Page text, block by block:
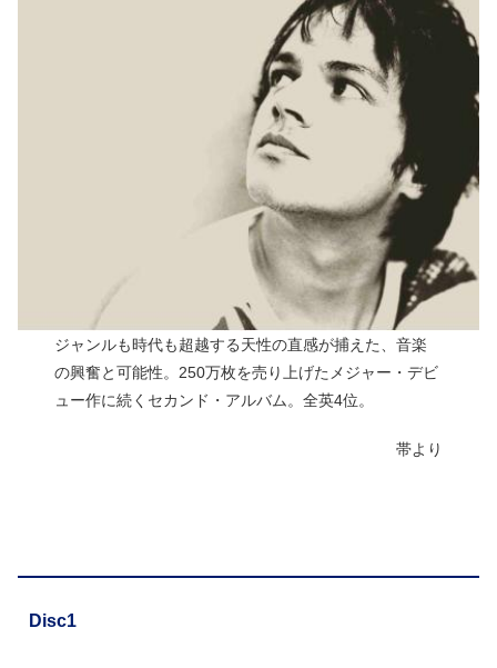
ジャンルも時代も超越する天性の直感が捕えた、音楽
の興奮と可能性。250万枚を売り上げたメジャー・デビ
ュー作に続くセカンド・アルバム。全英4位。
帯より
Disc1